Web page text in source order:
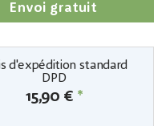
Envoi gratuit
15,90 € *